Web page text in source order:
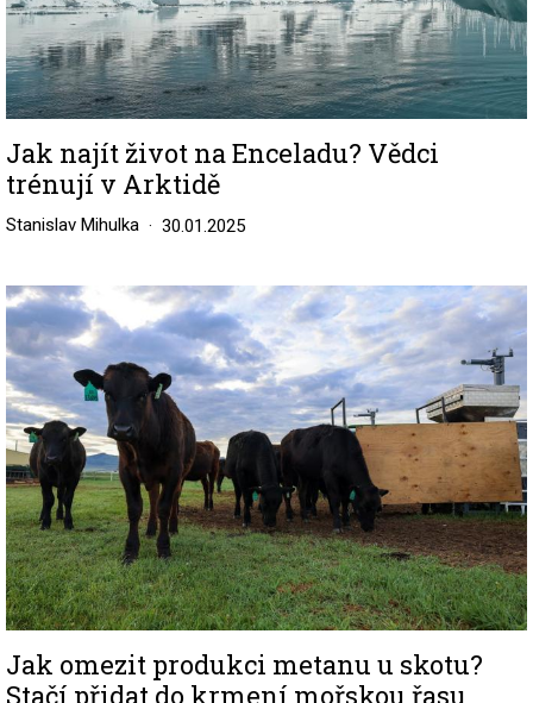
Jak najít život na Enceladu? Vědci
trénují v Arktidě
Stanislav Mihulka 30.01.2025
Image
Jak omezit produkci metanu u skotu?
Stačí přidat do krmení mořskou řasu